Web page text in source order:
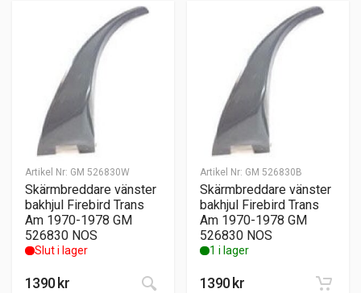
Artikel Nr: GM 526830W
Skärmbreddare vänster
bakhjul Firebird Trans
Am 1970-1978 GM
526830 NOS
Slut i lager
1390 kr
Artikel Nr: GM 526830B
Skärmbreddare vänster
bakhjul Firebird Trans
Am 1970-1978 GM
526830 NOS
1 i lager
1390 kr